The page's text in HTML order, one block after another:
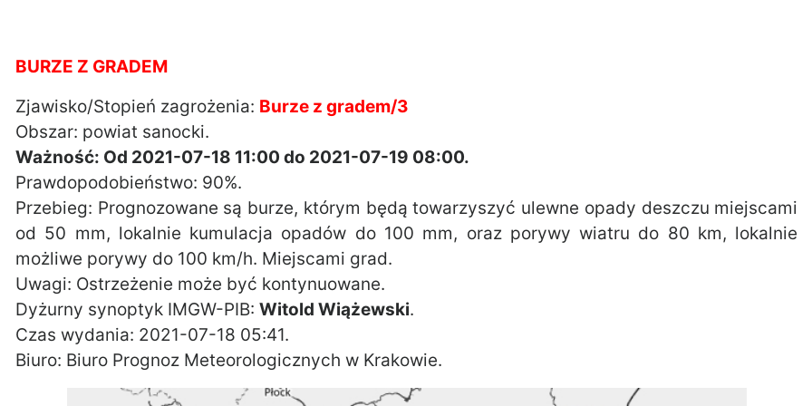
BURZE Z GRADEM
Zjawisko/Stopień zagrożenia: Burze z gradem/3
Obszar: powiat sanocki.
Ważność: Od 2021-07-18 11:00 do 2021-07-19 08:00.
Prawdopodobieństwo: 90%.
Przebieg: Prognozowane są burze, którym będą towarzyszyć ulewne opady deszczu miejscami
od 50 mm, lokalnie kumulacja opadów do 100 mm, oraz porywy wiatru do 80 km, lokalnie
możliwe porywy do 100 km/h. Miejscami grad.
Uwagi: Ostrzeżenie może być kontynuowane.
Dyżurny synoptyk IMGW-PIB: Witold Wiążewski.
Czas wydania: 2021-07-18 05:41.
Biuro: Biuro Prognoz Meteorologicznych w Krakowie.